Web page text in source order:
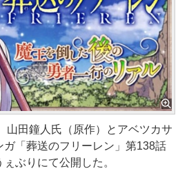
田鐘人氏（原作）とアベツカサ
ガ「葬送のフリーレン」第138話
ぶりにて公開した。